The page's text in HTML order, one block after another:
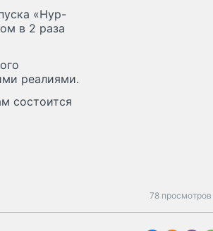
«Нур-
в 2 раза
реалиями.
состоится
78 просмотров